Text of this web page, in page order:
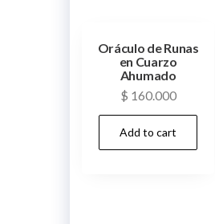
Oráculo de Runas
en Cuarzo
Ahumado
$ 160.000
Add to cart